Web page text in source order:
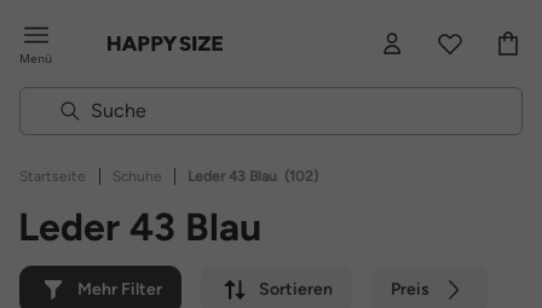
Menü
Startseite | Schuhe | Leder 43 Blau (102)
Leder 43 Blau
Mehr Filter Sortieren Preis